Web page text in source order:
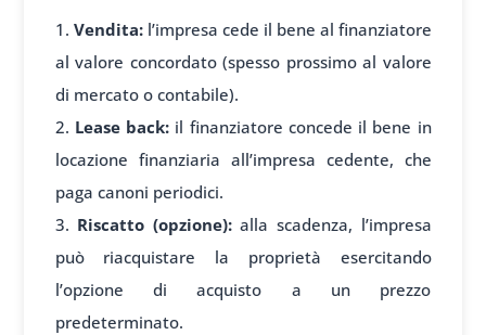
Vendita:l’impresa cede il bene al finanziatore
al valore concordato (spesso prossimo al valore
di mercato o contabile).
Lease back: il finanziatore concede il bene in
locazione finanziaria all’impresa cedente, che
paga canoni periodici.
Riscatto (opzione):alla scadenza, l’impresa
può riacquistare la proprietà esercitando
l’opzione di acquisto a un prezzo
predeterminato.